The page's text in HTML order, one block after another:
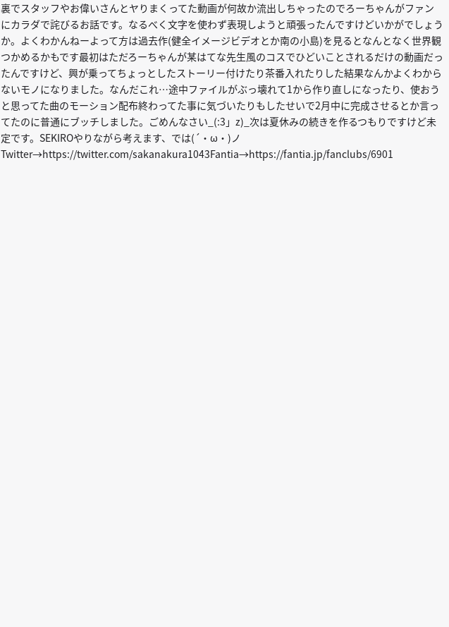
裏でスタッフやお偉いさんとヤりまくってた動画が何故か流出しちゃったのでろーちゃんがファン
にカラダで詫びるお話です。なるべく文字を使わず表現しようと頑張ったんですけどいかがでしょう
か。よくわかんねーよって方は過去作(健全イメージビデオとか南の小島)を見るとなんとなく世界観
つかめるかもです最初はただろーちゃんが某はてな先生風のコスでひどいことされるだけの動画だっ
たんですけど、興が乗ってちょっとしたストーリー付けたり茶番入れたりした結果なんかよくわから
ないモノになりました。なんだこれ…途中ファイルがぶっ壊れて1から作り直しになったり、使おう
と思ってた曲のモーション配布終わってた事に気づいたりもしたせいで2月中に完成させるとか言っ
てたのに普通にブッチしました。ごめんなさい_(:3」z)_次は夏休みの続きを作るつもりですけど未
定です。SEKIROやりながら考えます、では(´・ω・)ノ
Twitter→https://twitter.com/sakanakura1043Fantia→https://fantia.jp/fanclubs/6901